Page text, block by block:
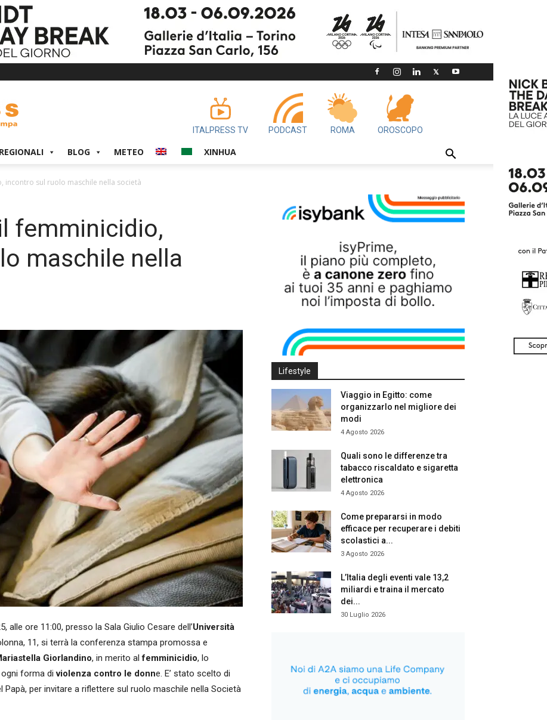
ITALPRESS TV PODCAST ROMA OROSCOPO
BLOG METEO XINHUA
incontro sul ruolo maschile nella società
femminicidio,
maschile nella
alle ore 11:00, presso la Sala Giulio Cesare dell’Università
11, si terrà la conferenza stampa promossa e
Giorlandino, in merito alfemminicidio, lo
ogni forma diviolenza contro le donne. E’ stato scelto di
Papà, per invitare a riflettere sul ruolo maschile nella Società
Lifestyle
Viaggio in Egitto: come
organizzarlo nel migliore dei
modi
4 Agosto 2026
Quali sono le differenze tra
tabacco riscaldato e sigaretta
elettronica
4 Agosto 2026
Come prepararsi in modo
efficace per recuperare i debiti
scolastici a...
3 Agosto 2026
L’Italia degli eventi vale 13,2
miliardi e traina il mercato
dei...
30 Luglio 2026